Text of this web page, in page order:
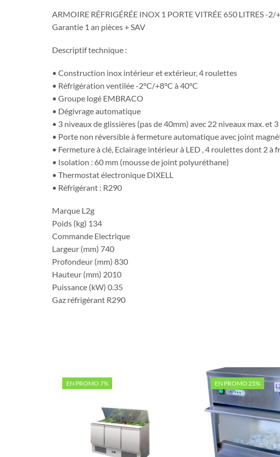
ARMOIRE RÉFRIGÉRÉE INOX 1 PORTE VITRÉE 650 LITRES -
Garantie 1 an pièces + SAV
Descriptif technique :
• Construction inox intérieur et extérieur, 4 roulettes
• Réfrigération ventilée -2°C/+8°C à 40°C
• Groupe logé EMBRACO
• Dégivrage automatique
• 3 niveaux de glissières (pas de 40mm) avec 22 niveaux max. et
• Porte non réversible à fermeture automatique avec joint
• Fermeture à clé, Eclairage intérieur à LED , 4 roulettes dont 2 à
• Isolation : 60 mm (mousse de joint polyuréthane)
• Thermostat électronique DIXELL
• Réfrigérant : R290
Marque L2g
Poids (kg) 134
Commande Electrique
Largeur (mm) 740
Profondeur (mm) 830
Hauteur (mm) 2010
Puissance (kW) 0.35
Gaz réfrigérant R290
EN PROMO 7% EN PROMO 25%